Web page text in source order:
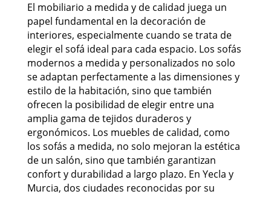
El mobiliario a medida y de calidad juega un
papel fundamental en la decoración de
interiores, especialmente cuando se trata de
elegir el sofá ideal para cada espacio. Los sofás
modernos a medida y personalizados no solo
se adaptan perfectamente a las dimensiones y
estilo de la habitación, sino que también
ofrecen la posibilidad de elegir entre una
amplia gama de tejidos duraderos y
ergonómicos. Los muebles de calidad, como
los sofás a medida, no solo mejoran la estética
de un salón, sino que también garantizan
confort y durabilidad a largo plazo. En Yecla y
Murcia, dos ciudades reconocidas por su